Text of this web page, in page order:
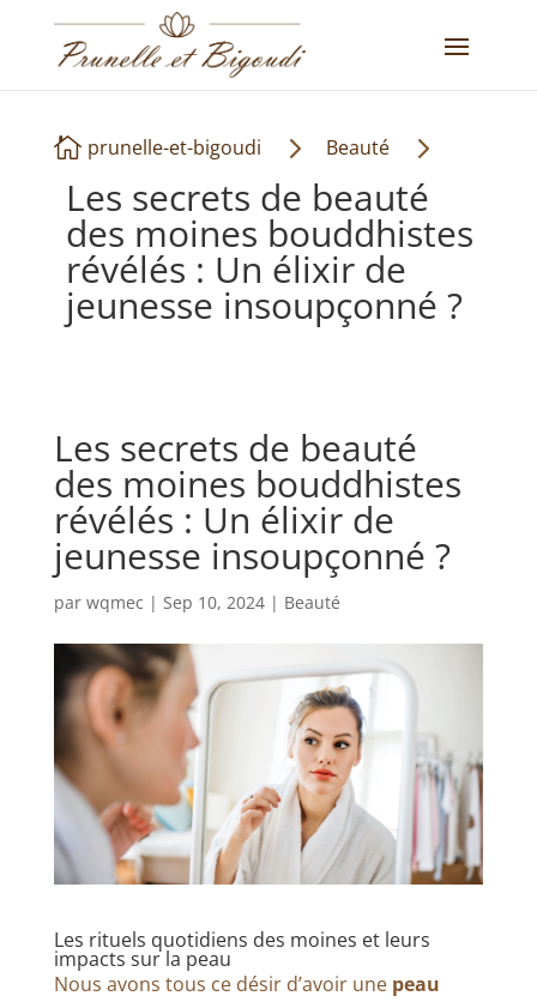
 prunelle-et-bigoudi 5 Beauté 5
Les secrets de beauté
des moines bouddhistes
révélés : Un élixir de
jeunesse insoupçonné ?
Les secrets de beauté
des moines bouddhistes
révélés : Un élixir de
jeunesse insoupçonné ?
par wqmec | Sep 10, 2024| Beauté
Les rituels quotidiens des moines et leurs
impacts sur la peau
Nous avons tous ce désir d’avoir une peau